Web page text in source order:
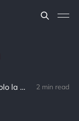
Cicerón: La gratitud no es solo la mayor de las virtudes, es el padre de todas las demás. 2 min read